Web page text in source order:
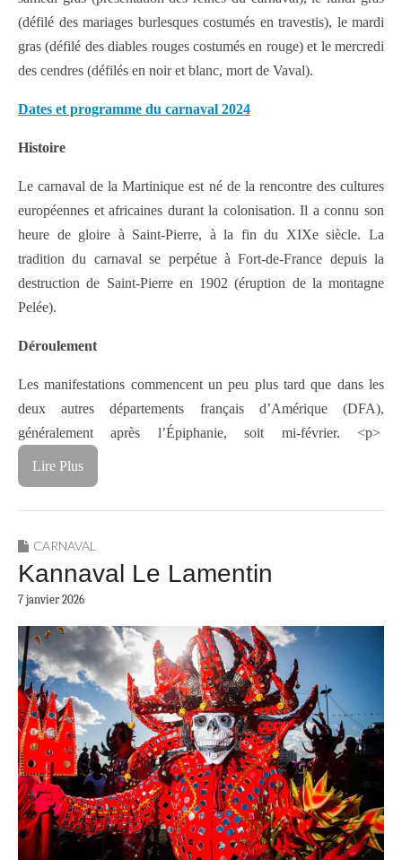
(défilé des mariages burlesques costumés en travestis), le mardi
gras (défilé des diables rouges costumés en rouge) et le mercredi
des cendres (défilés en noir et blanc, mort de Vaval).
Dates et programme du carnaval 2024
Histoire
Le carnaval de la Martinique est né de la rencontre des cultures
européennes et africaines durant la colonisation. Il a connu son
heure de gloire à Saint-Pierre, à la fin du XIXe siècle. La
tradition du carnaval se perpétue à Fort-de-France depuis la
destruction de Saint-Pierre en 1902 (éruption de la montagne
Pelée).
Déroulement
Les manifestations commencent un peu plus tard que dans les
deux autres départements français d’Amérique (DFA),
généralement après l’Épiphanie, soit mi-février. <p>
Lire Plus
CARNAVAL
Kannaval Le Lamentin
7 janvier 2026